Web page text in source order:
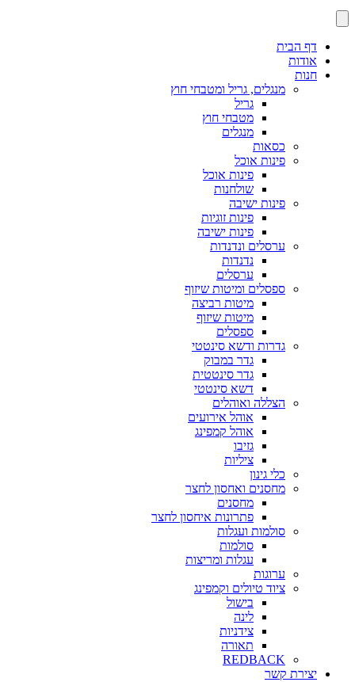
דף הבית
אודות
חנות
מנגלים, גריל ומטבחי חוץ
גריל
מטבחי חוץ
מנגלים
כסאות
פינות אוכל
פינות אוכל
שולחנות
פינות ישיבה
פינות זוגיות
פינות ישיבה
ערסלים ונדנדות
נדנדות
ערסלים
ספסלים ומיטות שיזוף
מיטות רביצה
מיטות שיזוף
ספסלים
גדרות ודשא סינטטי
גדר במבוק
גדר סינטטית
דשא סינטטי
הצללה ואוהלים
אוהל אירועים
אוהל קמפינג
גזיבו
ציליות
כלי גינון
מחסנים ואחסון לחצר
מחסנים
פתרונות איחסון לחצר
סולמות ועגלות
סולמות
עגלות ומריצות
ערוגות
ציוד טיולים וקמפינג
בישול
לינה
צידניות
תאורה
REDBACK
יצירת קשר